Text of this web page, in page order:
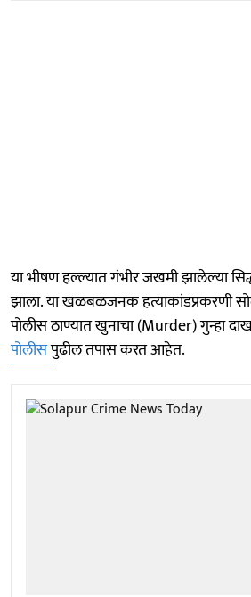
या भीषण हल्ल्यात गंभीर जखमी झालेल्या
झाला. या खळबळजनक हत्याकांडप्रकरणी
पोलीस ठाण्यात खुनाचा (Murder) गुन्हा
पोलीसपुढील तपास करत आहेत.